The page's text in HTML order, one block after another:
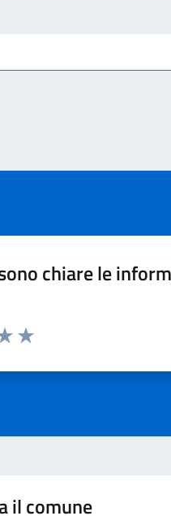
chiare le
il comune